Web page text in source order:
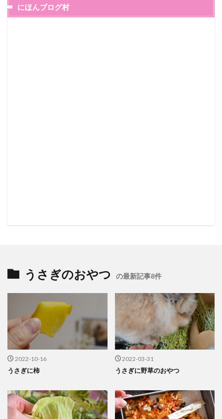
にほんブログ村
うさぎのおやつ の最新記事8件
2022-10-16
うさぎに柿
2022-03-31
うさぎに野草のおやつ